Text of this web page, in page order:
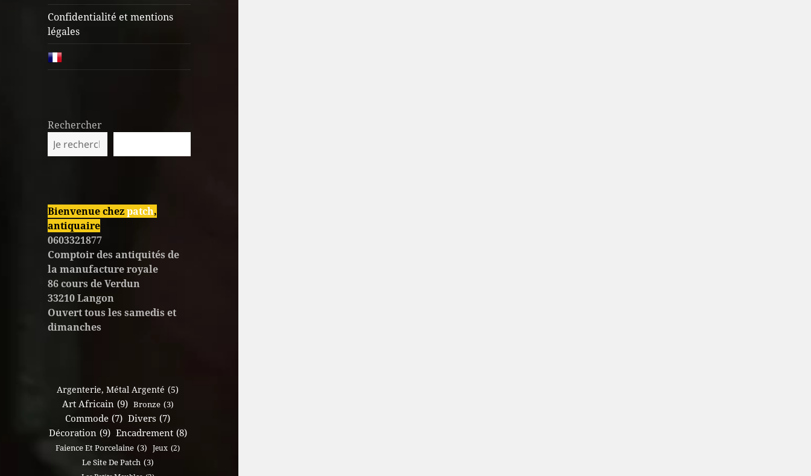
Confidentialité et mentions
légales
Rechercher
Bienvenue chezpatch,
antiquaire
0603321877
Comptoir des antiquités de
la manufacture royale
86 cours de Verdun
33210 Langon
Ouvert tous les samedis et
dimanches
Argenterie, Métal Argenté (5)
Art Africain (9) Bronze (3)
Commode (7) Divers (7)
Décoration (9) Encadrement (8)
Faience Et Porcelaine (3) Jeux (2)
Le Site De Patch (3)